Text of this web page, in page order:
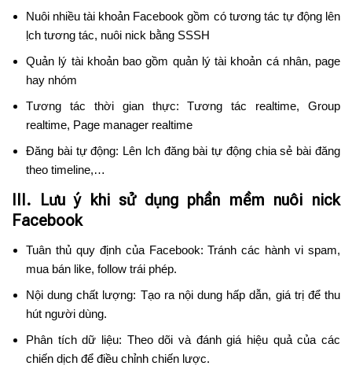
Nuôi nhiều tài khoản Facebook gồm có tương tác tự động lên
ḷch tương tác, nuôi nick bằng SSSH
Quản lý tài khoản bao gồm quản lý tài khoản cá nhân, page
hay nhóm
Tương tác thời gian thực: Tương tác realtime, Group
realtime, Page manager realtime
Đăng bài tự động: Lên lch đăng bài tự động chia sẻ bài đăng
theo timeline,…
III. Lưu ý khi sử dụng phần mềm nuôi nick
Facebook
Tuân thủ quy định của Facebook: Tránh các hành vi spam,
mua bán like, follow trái phép.
Nội dung chất lượng: Tạo ra nội dung hấp dẫn, giá trị để thu
hút người dùng.
Phân tích dữ liệu: Theo dõi và đánh giá hiệu quả của các
chiến dịch để điều chỉnh chiến lược.